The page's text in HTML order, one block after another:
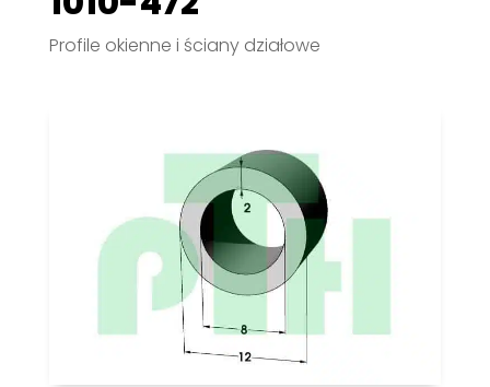
Profile okienne i ściany działowe